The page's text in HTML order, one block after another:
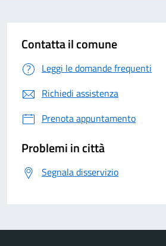
Contatta il comune
Leggi le domande frequenti
Richiedi assistenza
Prenota appuntamento
Problemi in città
Segnala disservizio